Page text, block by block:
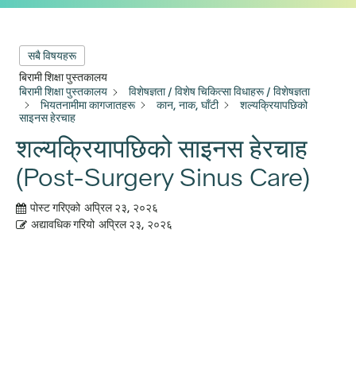
सबै विषयहरू
बिरामी शिक्षा पुस्तकालय
बिरामी शिक्षा पुस्तकालय
विशेषज्ञता / विशेष चिकित्सा विधाहरू / विशेषज्ञता
भियतनामीमा कागजातहरू
कान, नाक, घाँटी
शल्यक्रियापछिको
साइनस हेरचाह
शल्यक्रियापछिको साइनस हेरचाह
(Post-Surgery Sinus Care)
पोस्ट गरिएको अप्रिल २३, २०२६
अद्यावधिक गरियो अप्रिल २३, २०२६